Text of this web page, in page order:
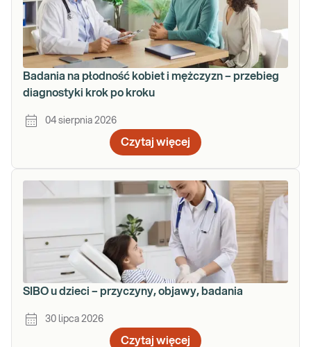
Badania na płodność kobiet i mężczyzn – przebieg
diagnostyki krok po kroku
04 sierpnia 2026
Czytaj więcej
SIBO u dzieci – przyczyny, objawy, badania
30 lipca 2026
Czytaj więcej